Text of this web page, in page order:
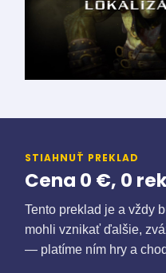
STIAHNUŤ PREKLAD
Cena 0 €, 0
Tento preklad je a vždy
mohli vznikať ďalšie,
— platíme ním hry a